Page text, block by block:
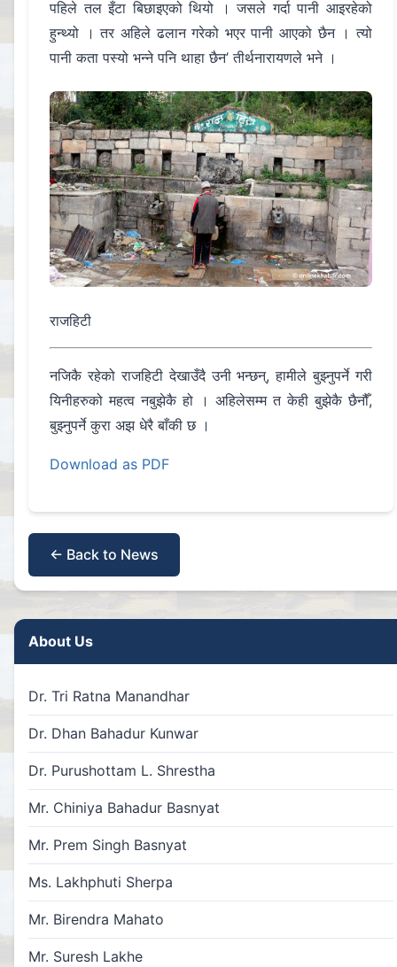
पहिले तल इँटा बिछाइएको थियो । जसले गर्दा पानी आइरहेको
हुन्थ्यो । तर अहिले ढलान गरेको भएर पानी आएको छैन । त्यो
पानी कता पस्यो भन्ने पनि थाहा छैन’ तीर्थनारायणले भने ।
राजहिटी
नजिकै रहेको राजहिटी देखाउँदै उनी भन्छन्, हामीले बुझ्नुपर्ने गरी
यिनीहरुको महत्व नबुझेकै हो । अहिलेसम्म त केही बुझेकै छैनौँ,
बुझ्नुपर्ने कुरा अझ धेरै बाँकी छ ।
Download as PDF
← Back to News
About Us
Dr. Tri Ratna Manandhar
Dr. Dhan Bahadur Kunwar
Dr. Purushottam L. Shrestha
Mr. Chiniya Bahadur Basnyat
Mr. Prem Singh Basnyat
Ms. Lakhphuti Sherpa
Mr. Birendra Mahato
Mr. Suresh Lakhe